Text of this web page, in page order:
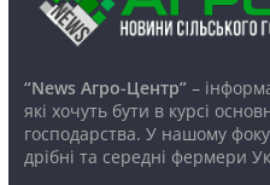
“News Агро-Центр”–
які хочуть бути в курсі
господарства. У нашому
дрібні та середні фермери